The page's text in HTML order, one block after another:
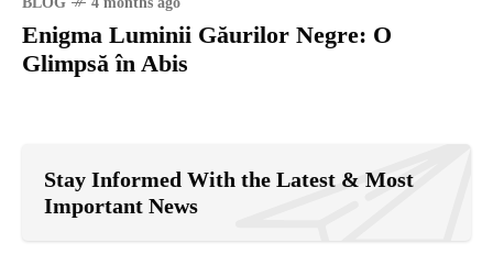
Enigma Luminii Găurilor Negre: O
Glimpsă în Abis
Stay Informed With the Latest & Most
Important News